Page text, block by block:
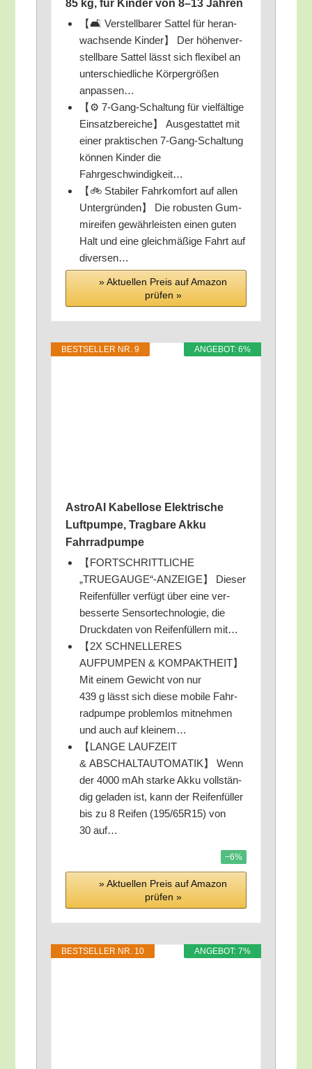
85 kg, für Kin­der von 8–13 Jahren
【🛋️ Ver­stell­ba­rer Sat­tel für her­an­
wach­sen­de Kin­der】 Der höhen­ver­
stell­ba­re Sat­tel lässt sich fle­xi­bel an
unter­schied­li­che Kör­per­grö­ßen
anpassen…
【⚙️ 7‑Gang-Schal­tung für viel­fäl­ti­ge
Ein­satz­be­rei­che】 Aus­ge­stat­tet mit
einer prak­ti­schen 7‑Gang-Schal­tung
kön­nen Kin­der die
Fahrgeschwindigkeit…
【🚲 Sta­bi­ler Fahr­kom­fort auf allen
Unter­grün­den】 Die robus­ten Gum­
mi­rei­fen gewähr­leis­ten einen guten
Halt und eine gleich­mä­ßi­ge Fahrt auf
diversen…
» Aktu­el­len Preis auf Ama­zon
prü­fen »
ANGE­BOT: 6%
BEST­SEL­LER NR. 9
Astro­AI Kabel­lo­se Elek­tri­sche
Luft­pum­pe, Trag­ba­re Akku
Fahrradpumpe
【FORTSCHRITTLICHE
„TRUEGAUGE“-ANZEIGE】 Die­ser
Rei­fen­fül­ler ver­fügt über eine ver­
bes­ser­te Sen­sor­tech­no­lo­gie, die
Druck­da­ten von Rei­fen­fül­lern mit…
【2X SCHNELLERES
AUFPUMPEN & KOMPAKTHEIT】
Mit einem Gewicht von nur
439 g lässt sich die­se mobi­le Fahr­
rad­pum­pe pro­blem­los mit­neh­men
und auch auf kleinem…
【LANGE LAUFZEIT
& ABSCHALTAUTOMATIK】 Wenn
der 4000 mAh star­ke Akku voll­stän­
dig gela­den ist, kann der Rei­fen­fül­ler
bis zu 8 Rei­fen (195/​65R15) von
30 auf…
−6%
» Aktu­el­len Preis auf Ama­zon
prü­fen »
ANGE­BOT: 7%
BEST­SEL­LER NR. 10